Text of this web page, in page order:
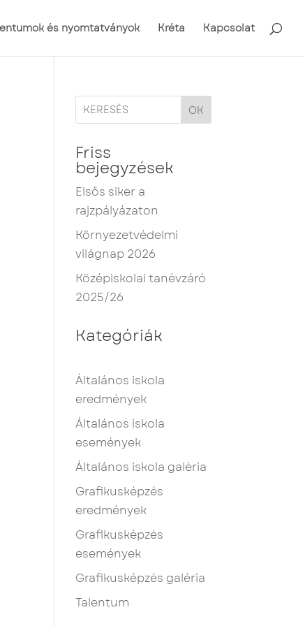
és nyomtatványok Kréta Kapcsolat
OK
Friss
bejegyzések
Elsős siker a
rajzpályázaton
Környezetvédelmi
világnap 2026
Középiskolai tanévzáró
2025/26
Kategóriák
Általános iskola
eredmények
Általános iskola
események
Általános iskola galéria
Grafikusképzés
eredmények
Grafikusképzés
események
Grafikusképzés galéria
Talentum